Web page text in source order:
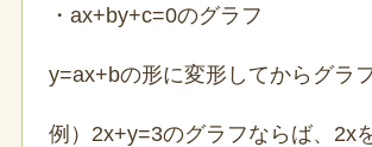
・ax+by+c=0のグラフ
y=ax+bの形に変形してからグラ
例）2x+y=3のグラフならば、2x